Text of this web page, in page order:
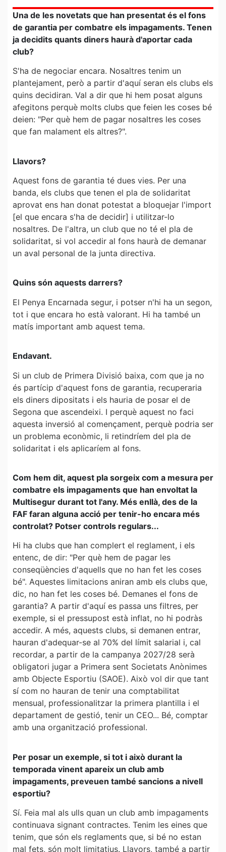
Una de les novetats que han presentat és el fons
de garantia per combatre els impagaments. Tenen
ja decidits quants diners haurà d'aportar cada
club?
S'ha de negociar encara. Nosaltres tenim un
plantejament, però a partir d'aquí seran els clubs els
quins decidiran. Val a dir que hi hem posat alguns
afegitons perquè molts clubs que feien les coses bé
deien: "Per què hem de pagar nosaltres les coses
que fan malament els altres?".
Llavors?
Aquest fons de garantia té dues vies. Per una
banda, els clubs que tenen el pla de solidaritat
aprovat ens han donat potestat a bloquejar l'import
[el que encara s'ha de decidir] i utilitzar-lo
nosaltres. De l'altra, un club que no té el pla de
solidaritat, si vol accedir al fons haurà de demanar
un aval personal de la junta directiva.
Quins són aquests darrers?
El Penya Encarnada segur, i potser n'hi ha un segon,
tot i que encara ho està valorant. Hi ha també un
matís important amb aquest tema.
Endavant.
Si un club de Primera Divisió baixa, com que ja no
és partícip d'aquest fons de garantia, recuperaria
els diners dipositats i els hauria de posar el de
Segona que ascendeixi. I perquè aquest no faci
aquesta inversió al començament, perquè podria ser
un problema econòmic, li retindríem del pla de
solidaritat i els aplicaríem al fons.
Com hem dit, aquest pla sorgeix com a mesura per
combatre els impagaments que han envoltat la
Multisegur durant tot l'any. Més enllà, des de la
FAF faran alguna acció per tenir-ho encara més
controlat? Potser controls regulars...
Hi ha clubs que han complert el reglament, i els
entenc, de dir: "Per què hem de pagar les
conseqüències d'aquells que no han fet les coses
bé". Aquestes limitacions aniran amb els clubs que,
dic, no han fet les coses bé. Demanes el fons de
garantia? A partir d'aquí es passa uns filtres, per
exemple, si el pressupost està inflat, no hi podràs
accedir. A més, aquests clubs, si demanen entrar,
hauran d'adequar-se al 70% del límit salarial i, cal
recordar, a partir de la campanya 2027/28 serà
obligatori jugar a Primera sent Societats Anònimes
amb Objecte Esportiu (SAOE). Això vol dir que tant
sí com no hauran de tenir una comptabilitat
mensual, professionalitzar la primera plantilla i el
departament de gestió, tenir un CEO... Bé, comptar
amb una organització professional.
Per posar un exemple, si tot i això durant la
temporada vinent apareix un club amb
impagaments, preveuen també sancions a nivell
esportiu?
Sí. Feia mal als ulls quan un club amb impagaments
continuava signant contractes. Tenim les eines que
tenim, que són els reglaments que, si bé no estan
mal fets, són molt limitatius. Llavors, també a partir